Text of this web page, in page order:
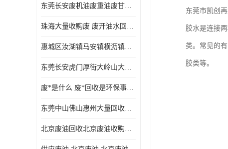
东莞长安废机油废重油废甘油废矿物油废燃料油废废润滑油废火花机油废油废齿轮油
珠海大量收购废 废开油水回收废酒精废废乙酯胶水废洗枪水废开油水废二废三氯丁脂乙脂废甲
惠城区汝湖镇马安镇横沥镇芦洲镇 惠阳新圩镇镇镇沙田镇废机油废液压油废润滑油废废火花机油废白电油废废齿轮油废白矿油废变压器油废燃料油
东莞长安虎门厚街大岭山大量回收废开油水废洗枪水废稀释剂
废*是什么 废*回收是环保事业吗
东莞中山佛山惠州大量回收废机油，废液压油，废润滑油，废，废火花机油，废白电油，废，废齿轮油，废白矿油，废变压器油，废燃料油，废切削油
北京废油回收北京废油收购再生注意的事项
东莞市凯创
胶水是连接
类。常见的
胶类等。